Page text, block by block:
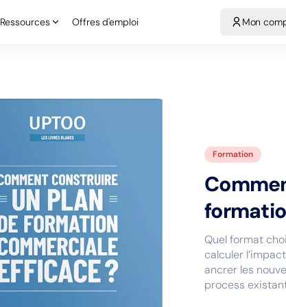
Ressources Offres d'emploi Mon
Ressources Offres d'emploi Mon
Formation
Quel format
calculer
ancrer les
process